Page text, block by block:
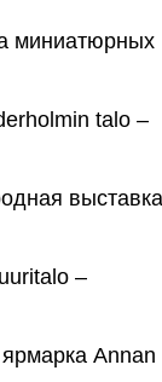
миниатюрных
talo –
выставка
–
Annan